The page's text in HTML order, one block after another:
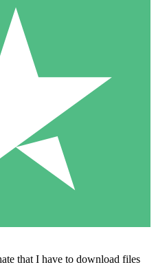
that I have to download files